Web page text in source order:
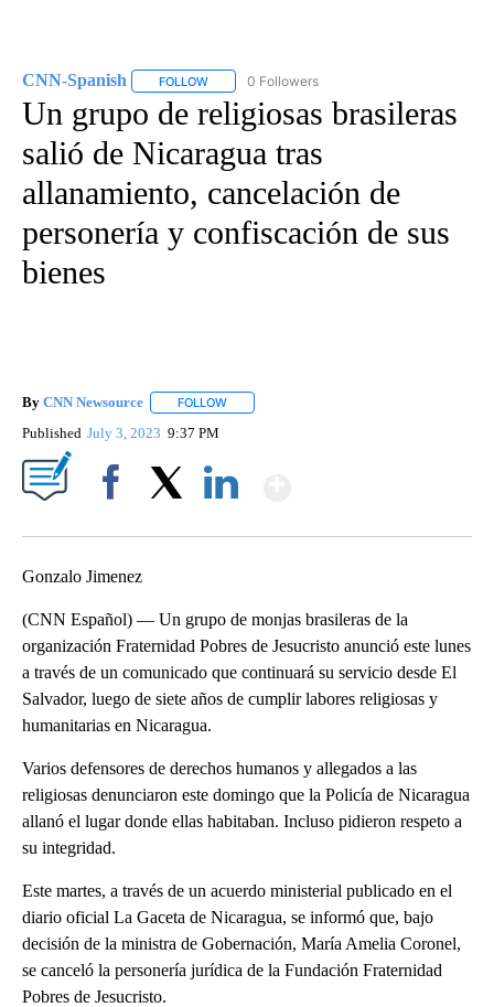
CNN-Spanish FOLLOW FOLLOW "CNN-SPANISH" TO RECEIVE
0 Followers
Un grupo de religiosas brasileras
salió de Nicaragua tras
allanamiento, cancelación de
personería y confiscación de sus
bienes
By CNN Newsource FOLLOW
Published July 3, 2023 9:37 PM
Gonzalo Jimenez
(CNN Español) — Un grupo de monjas brasileras de la
organización Fraternidad Pobres de Jesucristo anunció este lunes
a través de un comunicado que continuará su servicio desde El
Salvador, luego de siete años de cumplir labores religiosas y
humanitarias en Nicaragua.
Varios defensores de derechos humanos y allegados a las
religiosas denunciaron este domingo que la Policía de Nicaragua
allanó el lugar donde ellas habitaban. Incluso pidieron respeto a
su integridad.
Este martes, a través de un acuerdo ministerial publicado en el
diario oficial La Gaceta de Nicaragua, se informó que, bajo
decisión de la ministra de Gobernación, María Amelia Coronel,
se canceló la personería jurídica de la Fundación Fraternidad
Pobres de Jesucristo.